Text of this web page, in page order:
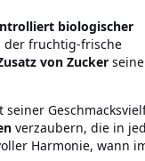
biologischer
der fruchtig-frische
von Zucker
verzaubern, die in
Harmonie, wann